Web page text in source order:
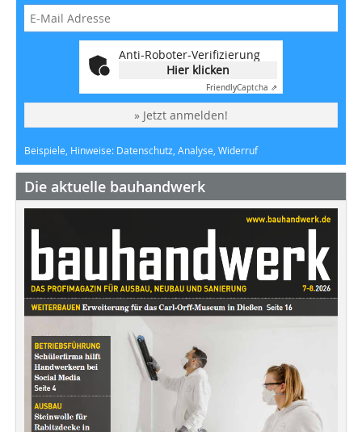
Anti-Roboter-Verifizierung
Hier klicken
FriendlyCaptcha ⇗
» Jetzt anmelden!
Beispiele, Hinweise: Datenschutz, Analyse, Widerruf
Die aktuelle bauhandwerk